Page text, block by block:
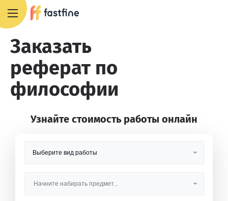
Заказать
реферат по
философии
Узнайте стоимость работы онлайн